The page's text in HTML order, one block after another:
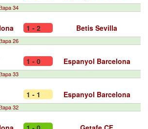
34
1 - 2 Betis Sevilla
26
1 - 0 Espanyol Barcelona
33
1 - 1 Espanyol Barcelona
32